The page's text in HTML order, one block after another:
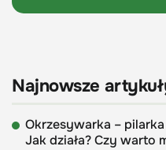
Najnowsze
Okrzesywarka –
Jak działa? Czy warto